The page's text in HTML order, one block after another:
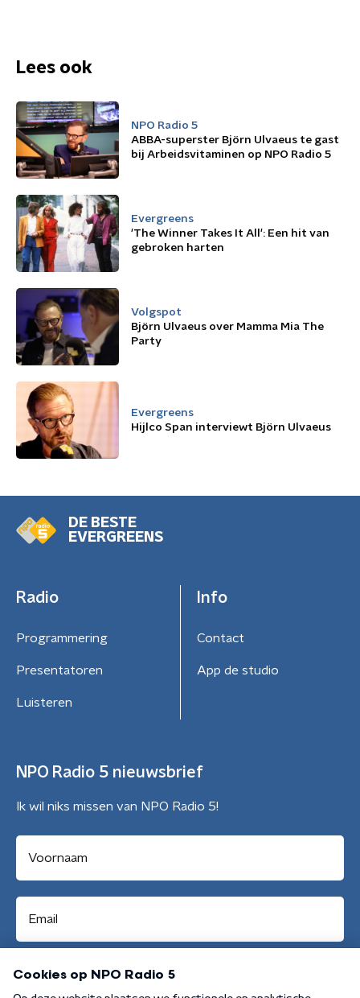
Lees ook
NPO Radio 5
ABBA-superster Björn Ulvaeus te gast
bij Arbeidsvitaminen op NPO Radio 5
Evergreens
'The Winner Takes It All': Een hit van
gebroken harten
Volgspot
Björn Ulvaeus over Mamma Mia The
Party
Evergreens
Hijlco Span interviewt Björn Ulvaeus
DE BESTE
EVERGREENS
Radio
Programmering
Presentatoren
Luisteren
Info
Contact
App de studio
NPO Radio 5 nieuwsbrief
Ik wil niks missen van NPO Radio 5!
Aanmelden